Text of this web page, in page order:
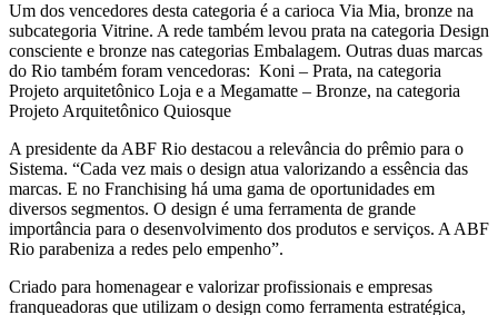
Um dos vencedores desta categoria é a carioca Via Mia, bronze na
subcategoria Vitrine. A rede também levou prata na categoria Design
consciente e bronze nas categorias Embalagem. Outras duas marcas
do Rio também foram vencedoras: Koni – Prata, na categoria
Projeto arquitetônico Loja e a Megamatte – Bronze, na categoria
Projeto Arquitetônico Quiosque
A presidente da ABF Rio destacou a relevância do prêmio para o
Sistema. “Cada vez mais o design atua valorizando a essência das
marcas. E no Franchising há uma gama de oportunidades em
diversos segmentos. O design é uma ferramenta de grande
importância para o desenvolvimento dos produtos e serviços. A ABF
Rio parabeniza a redes pelo empenho”.
Criado para homenagear e valorizar profissionais e empresas
franqueadoras que utilizam o design como ferramenta estratégica,